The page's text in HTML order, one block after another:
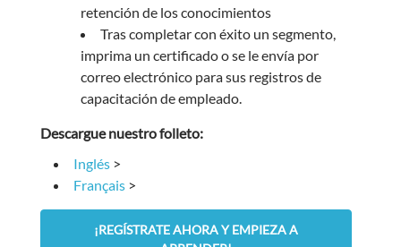
retención de los conocimientos
Tras completar con éxito un segmento,
imprima un certificado o se le envía por
correo electrónico para sus registros de
capacitación de empleado.
Descargue nuestro folleto:
Inglés>
Français>
¡REGÍSTRATE AHORA Y EMPIEZA A